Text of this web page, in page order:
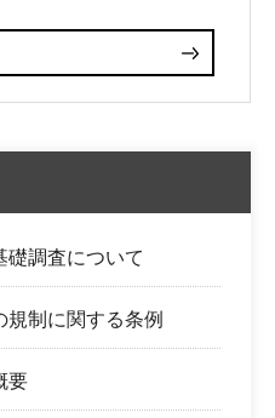
礎調査について
規制に関する条例
要